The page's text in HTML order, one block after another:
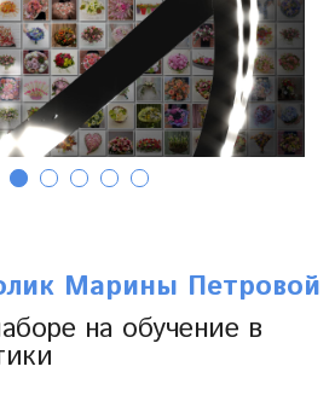
Марины Петровой
на обучение в